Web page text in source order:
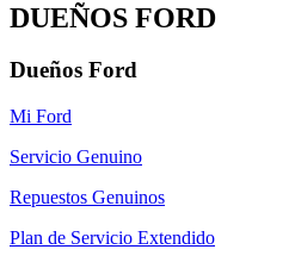
DUEÑOS FORD
Dueños Ford
Mi Ford
Servicio Genuino
Repuestos Genuinos
Plan de Servicio Extendido